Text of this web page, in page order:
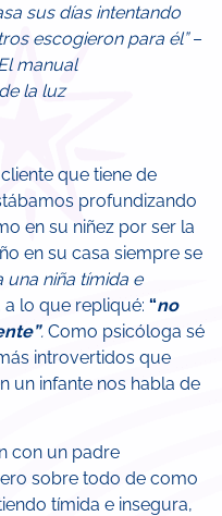
sus días intentando
escogieron para él”–
manual
la luz
que tiene de
profundizando
en su niñez por ser la
en su casa siempre se
una niña tímida e
lo que repliqué: “no
. Como psicóloga sé
introvertidos que
un infante nos habla de
con un padre
sobre todo de como
tímida e insegura,